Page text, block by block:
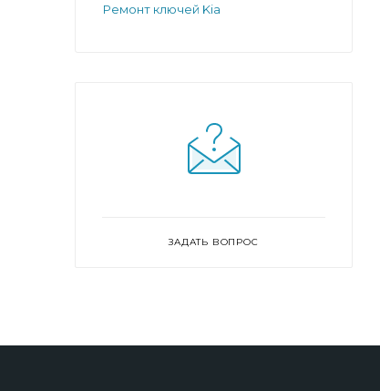
Ремонт ключей Kia
ЗАДАТЬ ВОПРОС